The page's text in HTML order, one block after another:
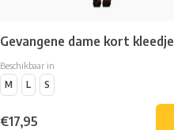
Gevangene dame kort kleedje
Beschikbaar in
M
L S
€17,95